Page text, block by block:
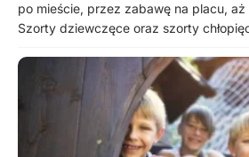
po mieście, przez zabawę na placu,
Szorty dziewczęce oraz szorty